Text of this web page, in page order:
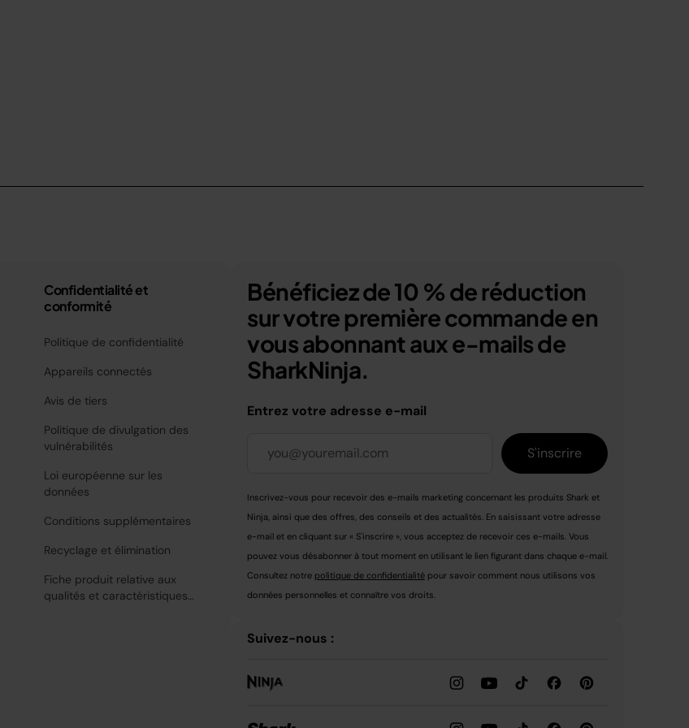
Confidentialité et
conformité
Politique de confidentialité
Appareils connectés
Avis de tiers
Politique de divulgation des
vulnérabilités
Loi européenne sur les
données
Conditions supplémentaires
Recyclage et élimination
Fiche produit relative aux
qualités et caractéristiques
Bénéficiez de 10 % de réduction
sur votre première commande en
vous abonnant aux e-mails de
SharkNinja.
Entrez votre adresse e-mail
S'inscrire
Inscrivez-vous pour recevoir des e-mails marketing concernant les produits Shark et
Ninja, ainsi que des offres, des conseils et des actualités. En saisissant votre adresse
e-mail et en cliquant sur « S'inscrire », vous acceptez de recevoir ces e-mails. Vous
pouvez vous désabonner à tout moment en utilisant le lien figurant dans chaque e-mail.
Consultez notre politique de confidentialité pour savoir comment nous utilisons vos
données personnelles et connaître vos droits.
Suivez-nous :